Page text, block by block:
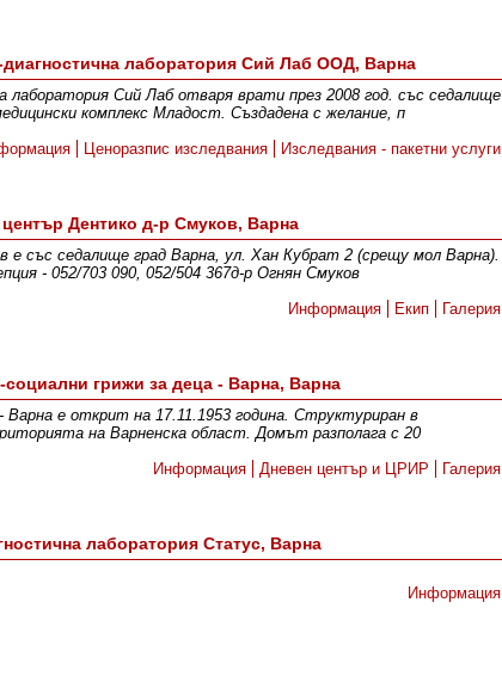
лаборатория Сий Лаб ООД, Варна
Сий Лаб отваря врати през 2008 год. със седалище
комплекс Младост. Създадена с желание, п
Ценоразпис изследвания Изследвания - пакетни услуги
Дентико д-р Смуков, Варна
е със седалище град Варна, ул. Хан Кубрат 2 (срещу мол Варна).
- 052/703 090, 052/504 367д-р Огнян Смуков
Информация
Екип Галерия
грижи за деца - Варна, Варна
Варна е открит на 17.11.1953 година. Структуриран в
на Варненска област. Домът разполага с 20
Информация
Дневен център и ЦРИР Галерия
лаборатория Статус, Варна
Информация